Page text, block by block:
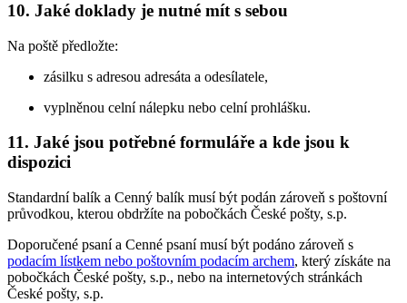
10. Jaké doklady je nutné mít s sebou
Na poště předložte:
zásilku s adresou adresáta a odesílatele,
vyplněnou celní nálepku nebo celní prohlášku.
11. Jaké jsou potřebné formuláře a kde jsou k
dispozici
Standardní balík a Cenný balík musí být podán zároveň s poštovní
průvodkou, kterou obdržíte na pobočkách České pošty, s.p.
Doporučené psaní a Cenné psaní musí být podáno zároveň s
podacím lístkem nebo poštovním podacím archem, který získáte na
pobočkách České pošty, s.p., nebo na internetových stránkách
České pošty, s.p.